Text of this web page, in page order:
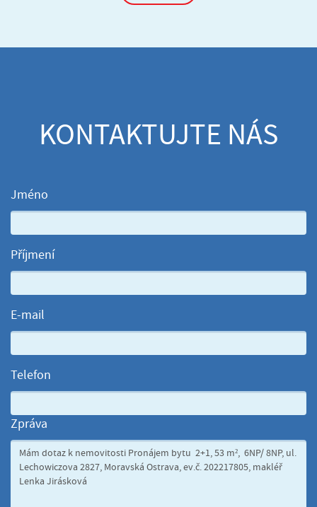
KONTAKTUJTE NÁS
Jméno
Příjmení
E-mail
Telefon
Zpráva